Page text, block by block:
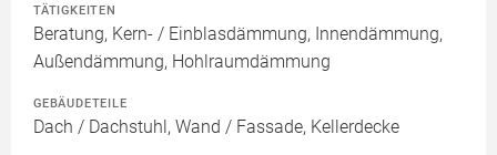
TÄTIGKEITEN
Beratung, Kern- / Einblasdämmung, Innendämmung,
Außendämmung, Hohlraumdämmung
GEBÄUDETEILE
Dach / Dachstuhl, Wand / Fassade, Kellerdecke